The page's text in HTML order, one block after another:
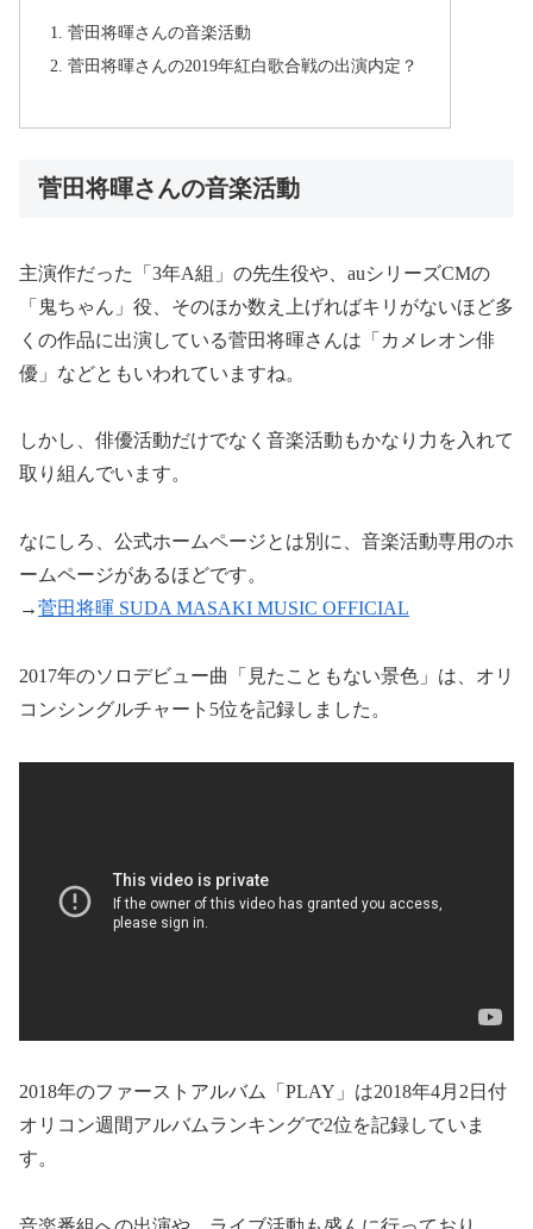
菅田将暉さんの音楽活動
菅田将暉さんの2019年紅白歌合戦の出演内定？
菅田将暉さんの音楽活動
主演作だった「3年A組」の先生役や、auシリーズCMの
「鬼ちゃん」役、そのほか数え上げればキリがないほど多
くの作品に出演している菅田将暉さんは「カメレオン俳
優」などともいわれていますね。
しかし、俳優活動だけでなく音楽活動もかなり力を入れて
取り組んでいます。
なにしろ、公式ホームページとは別に、音楽活動専用のホ
ームページがあるほどです。
→菅田将暉 SUDA MASAKI MUSIC OFFICIAL
2017年のソロデビュー曲「見たこともない景色」は、オリ
コンシングルチャート5位を記録しました。
2018年のファーストアルバム「PLAY」は2018年4月2日付
オリコン週間アルバムランキングで2位を記録していま
す。